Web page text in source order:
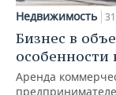
Недвижимость
Бизнес в
Аренда